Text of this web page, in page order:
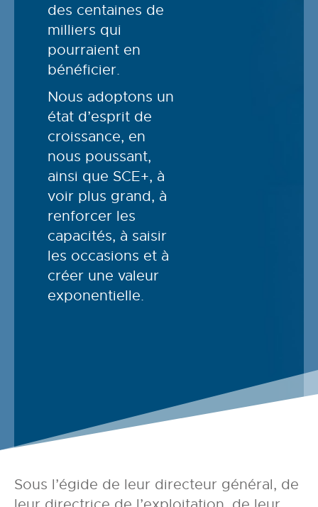
des centaines de
milliers qui
pourraient en
bénéficier.
Nous adoptons un
état d’esprit de
croissance, en
nous poussant,
ainsi que SCE+, à
voir plus grand, à
renforcer les
capacités, à saisir
les occasions et à
créer une valeur
exponentielle.
Sous l’égide de leur directeur général, de